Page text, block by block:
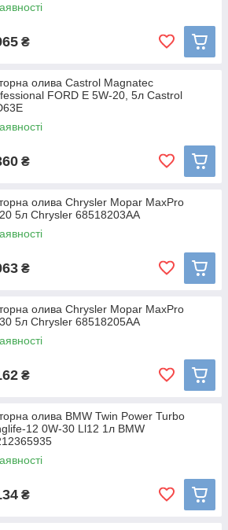
₴
олива Castrol Magnatec
FORD E 5W-20, 5л Castrol
₴
олива Chrysler Mopar MaxPro
5л Chrysler 68518203AA
₴
олива Chrysler Mopar MaxPro
5л Chrysler 68518205AA
₴
олива BMW Twin Power Turbo
12 0W-30 Ll12 1л BMW
₴